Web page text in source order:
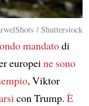
/ Shutterstock
mandatodi
europeine sono
, Viktor
con Trump. È